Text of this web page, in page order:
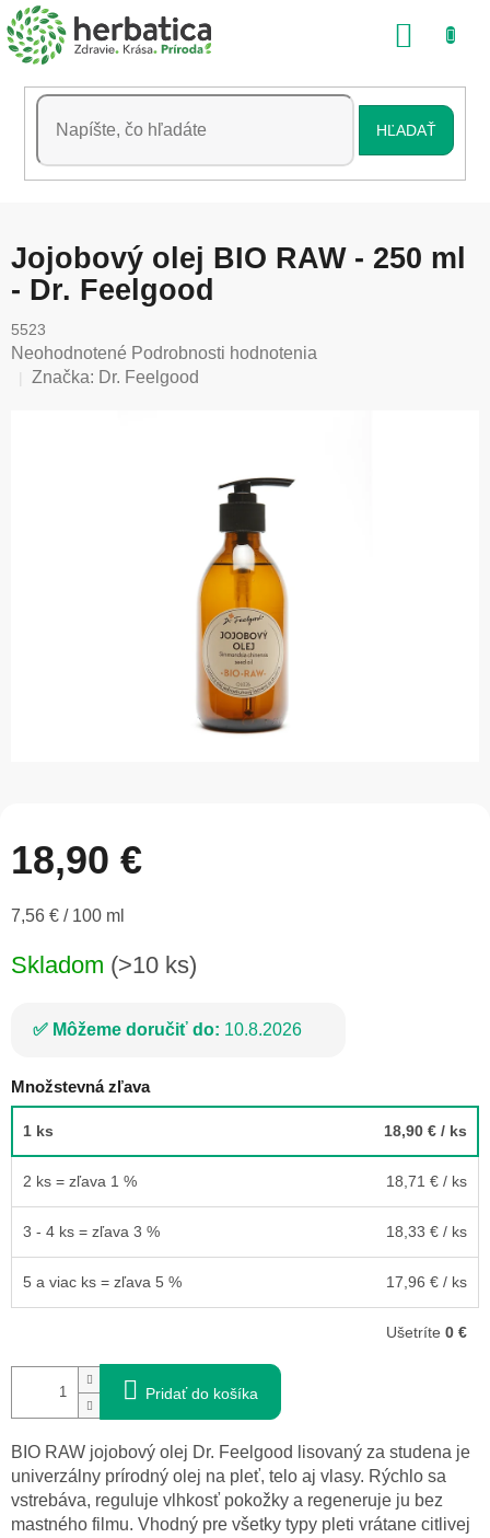
Prejsť
na
obsah
HĽADAŤ
Jojobový olej BIO RAW - 250 ml
- Dr. Feelgood
5523
Priemerné
hodnotenie
Neohodnotené Podrobnosti hodnotenia
Značka: Dr. Feelgood
18,90 €
Jednotková
7,56 € / 100 ml
Skladom (>10 ks)
Môžeme doručiť do: 10.8.2026
Množstevná zľava
1 ks 18,90 € / ks
2 ks = zľava 1 % 18,71 € / ks
3 - 4 ks = zľava 3 % 18,33 € / ks
5 a viac ks = zľava 5 % 17,96 € / ks
Ušetríte 0 €
Pridať do košíka
BIO RAW jojobový olej Dr. Feelgood lisovaný za studena je
univerzálny prírodný olej na pleť, telo aj vlasy. Rýchlo sa
vstrebáva, reguluje vlhkosť pokožky a regeneruje ju bez
mastného filmu. Vhodný pre všetky typy pleti vrátane citlivej